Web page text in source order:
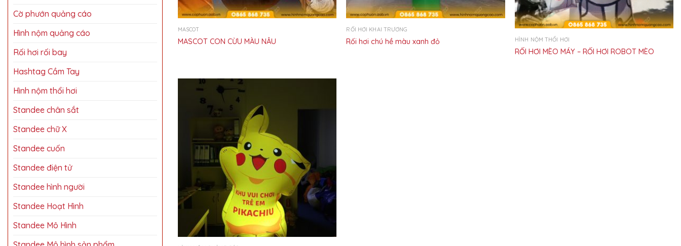
Cờ phướn quảng cáo
Hình nộm quảng cáo
Rối hơi rối bay
Hashtag Cầm Tay
Hình nộm thổi hơi
Standee chân sắt
Standee chữ X
Standee cuốn
Standee điện tử
Standee hình người
Standee Hoạt Hình
Standee Mô Hình
MASCOT
MASCOT CON CỪU MÀU NÂU
RỐI HƠI KHAI TRƯƠNG
Rối hơi chú hề màu xanh đỏ HÌNH NỘM THỔI HƠI
RỐI HƠI MÈO MÁY – RỐI HƠI ROBOT MÈO